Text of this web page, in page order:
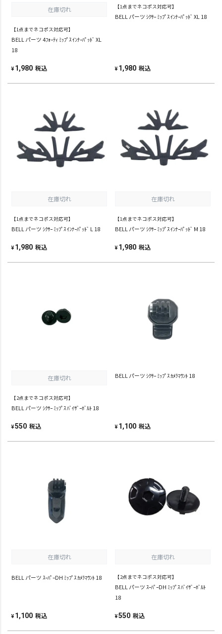
在庫切れ
【1点までネコポス対応可】
BELL パーツ 4ﾌｫｰﾃｨ ﾐｯﾌﾟｽ ｲﾝﾅｰﾊﾟｯﾄﾞ XL
18
¥ 1,980 税込
【1点までネコポス対応可】
BELL パーツ ｼｸｻｰ ﾐｯﾌﾟｽ ｲﾝﾅｰﾊﾟｯﾄﾞ XL 18
¥ 1,980 税込
在庫切れ
【1点までネコポス対応可】
BELL パーツ ｼｸｻｰ ﾐｯﾌﾟｽ ｲﾝﾅｰﾊﾟｯﾄﾞ L 18
¥ 1,980 税込
在庫切れ
【1点までネコポス対応可】
BELL パーツ ｼｸｻｰ ﾐｯﾌﾟｽ ｲﾝﾅｰﾊﾟｯﾄﾞ M 18
¥ 1,980 税込
在庫切れ
【2点までネコポス対応可】
BELL パーツ ｼｸｻｰ ﾐｯﾌﾟｽ ﾊﾞｲｻﾞｰﾎﾞﾙﾄ 18
¥550 税込
BELL パーツ ｼｸｻｰ ﾐｯﾌﾟｽ ｶﾒﾗﾏｳﾝﾄ 18
¥ 1,100 税込
在庫切れ
BELL パーツ ｽｰﾊﾟｰDH ﾐｯﾌﾟｽ ｶﾒﾗﾏｳﾝﾄ 18
¥ 1,100 税込
在庫切れ
【2点までネコポス対応可】
BELL パーツ ｽｰﾊﾟｰDH ﾐｯﾌﾟｽ ﾊﾞｲｻﾞｰﾎﾞﾙﾄ
18
¥550 税込